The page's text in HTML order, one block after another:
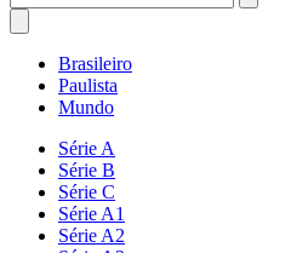
Brasileiro
Paulista
Mundo
Série A
Série B
Série C
Série A1
Série A2